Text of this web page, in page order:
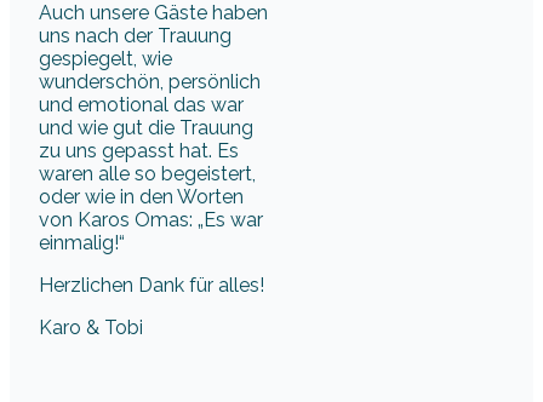
Auch unsere Gäste haben
uns nach der Trauung
gespiegelt, wie
wunderschön, persönlich
und emotional das war
und wie gut die Trauung
zu uns gepasst hat. Es
waren alle so begeistert,
oder wie in den Worten
von Karos Omas: „Es war
einmalig!“
Herzlichen Dank für alles!
Karo & Tobi